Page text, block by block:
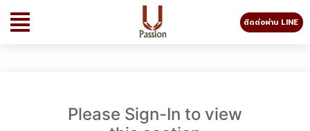
ติดต่อผ่าน LINE
Please Sign-In to view